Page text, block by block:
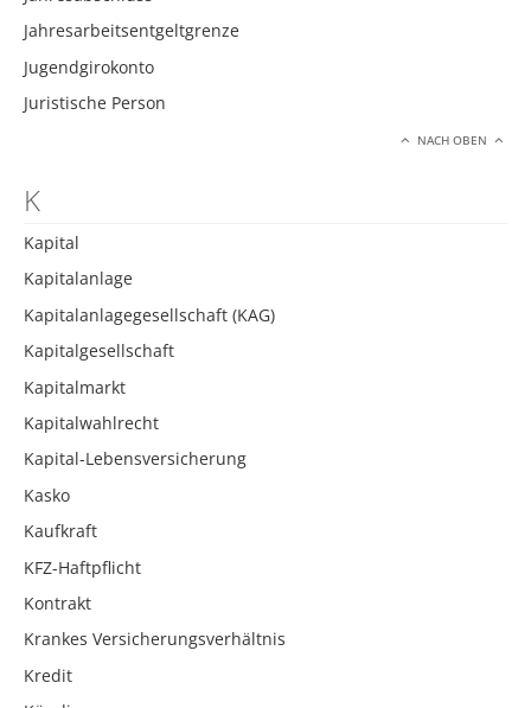
Jahresarbeitsentgeltgrenze
Jugendgirokonto
Juristische Person
NACH OBEN
K
Kapital
Kapitalanlage
Kapitalanlagegesellschaft (KAG)
Kapitalgesellschaft
Kapitalmarkt
Kapitalwahlrecht
Kapital-Lebensversicherung
Kasko
Kaufkraft
KFZ-Haftpflicht
Kontrakt
Krankes Versicherungsverhältnis
Kredit